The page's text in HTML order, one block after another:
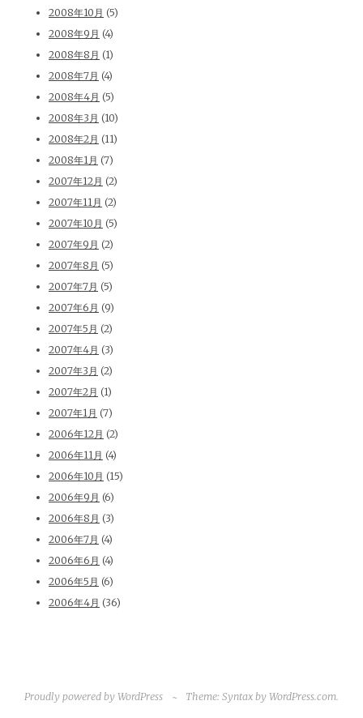
2008年10月 (5)
2008年9月 (4)
2008年8月 (1)
2008年7月 (4)
2008年4月 (5)
2008年3月 (10)
2008年2月 (11)
2008年1月 (7)
2007年12月 (2)
2007年11月 (2)
2007年10月 (5)
2007年9月 (2)
2007年8月 (5)
2007年7月 (5)
2007年6月 (9)
2007年5月 (2)
2007年4月 (3)
2007年3月 (2)
2007年2月 (1)
2007年1月 (7)
2006年12月 (2)
2006年11月 (4)
2006年10月 (15)
2006年9月 (6)
2006年8月 (3)
2006年7月 (4)
2006年6月 (4)
2006年5月 (6)
2006年4月 (36)
Proudly powered by WordPress ~ Theme: Syntax by WordPress.com